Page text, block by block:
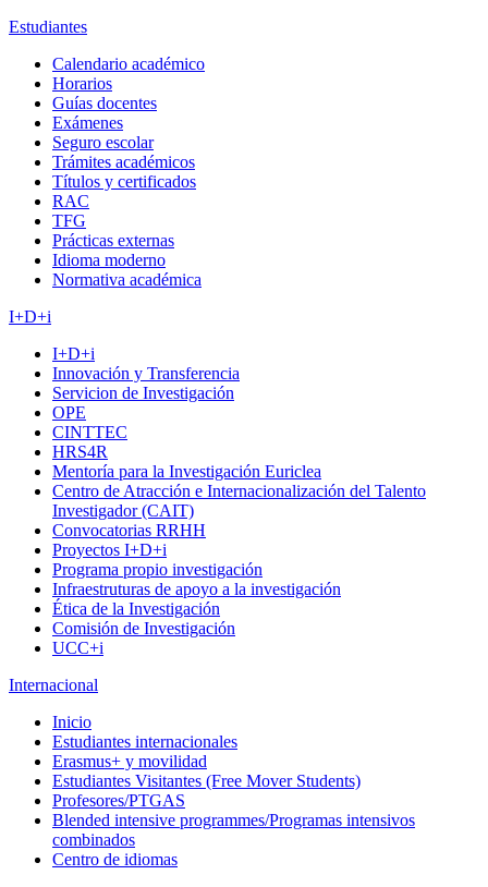
Estudiantes
Calendario académico
Horarios
Guías docentes
Exámenes
Seguro escolar
Trámites académicos
Títulos y certificados
RAC
TFG
Prácticas externas
Idioma moderno
Normativa académica
I+D+i
I+D+i
Innovación y Transferencia
Servicion de Investigación
OPE
CINTTEC
HRS4R
Mentoría para la Investigación Euriclea
Centro de Atracción e Internacionalización del Talento
Investigador (CAIT)
Convocatorias RRHH
Proyectos I+D+i
Programa propio investigación
Infraestruturas de apoyo a la investigación
Ética de la Investigación
Comisión de Investigación
UCC+i
Internacional
Inicio
Estudiantes internacionales
Erasmus+ y movilidad
Estudiantes Visitantes (Free Mover Students)
Profesores/PTGAS
Blended intensive programmes/Programas intensivos
combinados
Centro de idiomas